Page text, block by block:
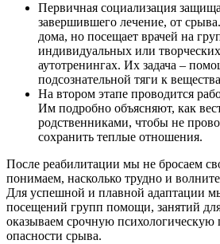
Первичная социализация
завершившего лечение, от
дома, но посещает врачей на
индивидуальных или творческих
аутотренингах. Их задача –
подсознательной тяги к
На втором этапе проводится
Им подробно объясняют, как
родственниками, чтобы не
сохранить теплые отношения.
После реабилитации мы не бросаем
понимаем, насколько трудно и
Для успешной и плавной адаптации
посещений групп помощи, занятий
оказываем срочную психологическую
опасности срыва.